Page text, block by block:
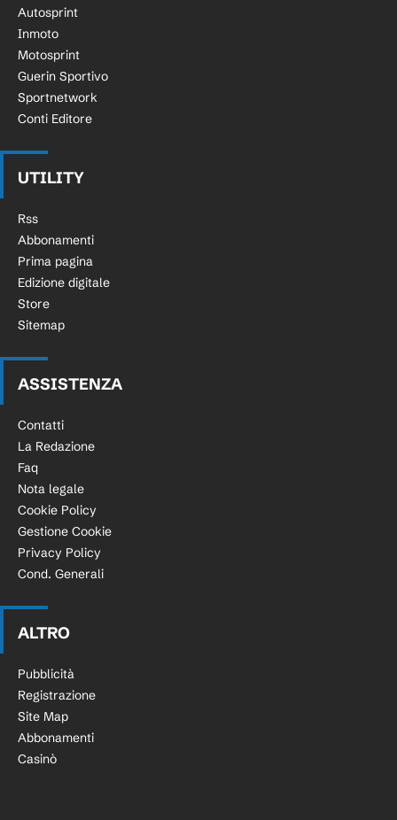
Autosprint
Inmoto
Motosprint
Guerin Sportivo
Sportnetwork
Conti Editore
UTILITY
Rss
Abbonamenti
Prima pagina
Edizione digitale
Store
Sitemap
ASSISTENZA
Contatti
La Redazione
Faq
Nota legale
Cookie Policy
Gestione Cookie
Privacy Policy
Cond. Generali
ALTRO
Pubblicità
Registrazione
Site Map
Abbonamenti
Casinò